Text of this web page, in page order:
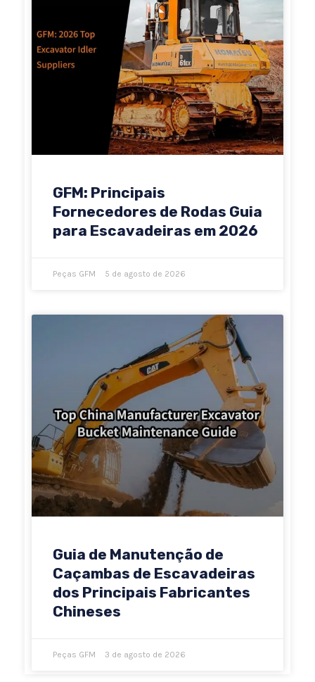
GFM: Principais
Fornecedores de Rodas Guia
para Escavadeiras em 2026
Peças GFM 5 de agosto de 2026
Guia de Manutenção de
Caçambas de Escavadeiras
dos Principais Fabricantes
Chineses
Peças GFM 3 de agosto de 2026